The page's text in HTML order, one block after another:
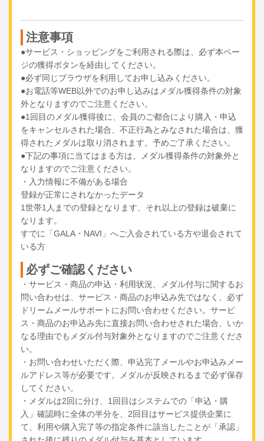
注意事項
●サービス・ショッピングをご利用される際は、必ず本ペー
ジの獲得ボタンを経由してください。
●必ず同じブラウザを利用してお申し込みください。
●お電話等WEB以外でのお申し込みはメダル獲得条件の対象
外となりますのでご注意ください。
●1回目のメダル獲得後に、会員のご都合により購入・申込
をキャンセルされた場合、不正行為とみなされた場合は、獲
得されたメダルは取り消されます。予めご了承ください。
●下記の事項に当てはまる方は、メダル獲得条件の対象外と
なりますのでご注意ください。
・入力情報に不備がある場合
登録が正常にされなかったデータ
1世帯1人までの登録となります、それ以上の登録は破棄に
なります。
すでに「GALA・NAVI」へご入会されている方や退会されて
いる方
必ずご確認ください
・サービス・商品の申込・利用状況、メダル付与に関するお
問い合わせは、サービス・商品のお申込み先ではなく、必ず
ドリームメールサポートにお問い合わせください。サービ
ス・商品のお申込み先に直接お問い合わせされた場合、いか
なる理由でもメダル付与対象外となりますのでご注意くださ
い。
・お問い合わせいただく際、申込完了メールやお申込みメー
ルアドレス等が必要です。メダルが反映されるまで必ず保存
してください。
・メダルは2回に分け、1回目はシステムでの「申込・購
入」確認時に全体の半分を、2回目はサービス提供企業に
て、利用や購入完了等の指定条件に該当したことが「承認」